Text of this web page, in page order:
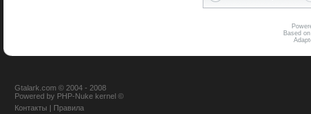
Based
Gtalark.com © 2004 - 2008
Powered by PHP-Nuke kernel ©
Контакты | Правила